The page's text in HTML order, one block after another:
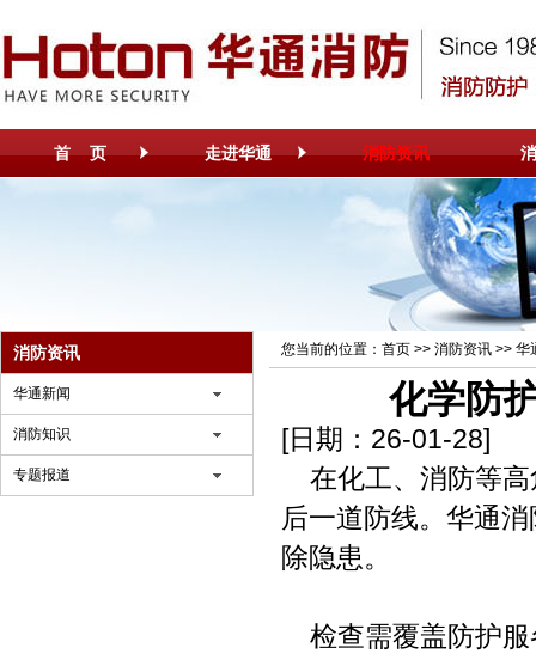
首 页 走进华通 消防资讯
消防资讯
华通新闻
消防知识
专题报道
您当前的位置： 首页 >> 消防资讯 >> 华
化学防
[日期：26-01-28]
在化工、消防等高
后一道防线。华通
除隐患。
检查需覆盖防护服